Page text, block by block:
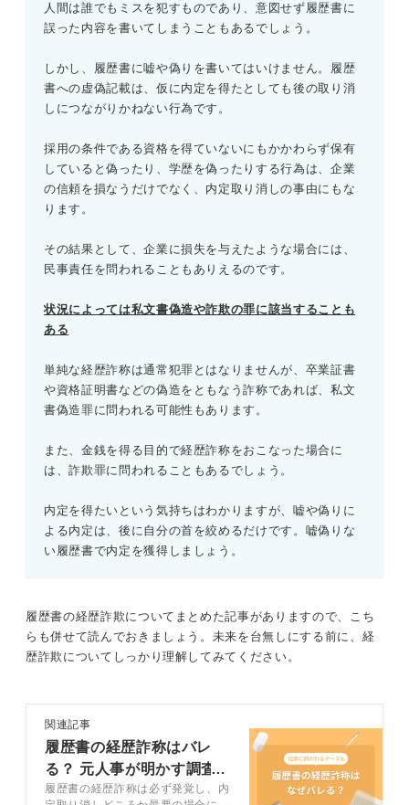
人間は誰でもミスを犯すものであり、意図せず履歴書に
誤った内容を書いてしまうこともあるでしょう。
しかし、履歴書に嘘や偽りを書いてはいけません。履歴
書への虚偽記載は、仮に内定を得たとしても後の取り消
しにつながりかねない行為です。
採用の条件である資格を得ていないにもかかわらず保有
していると偽ったり、学歴を偽ったりする行為は、企業
の信頼を損なうだけでなく、内定取り消しの事由にもな
ります。
その結果として、企業に損失を与えたような場合には、
民事責任を問われることもありえるのです。
状況によっては私文書偽造や詐欺の罪に該当することも
ある
単純な経歴詐称は通常犯罪とはなりませんが、卒業証書
や資格証明書などの偽造をともなう詐称であれば、私文
書偽造罪に問われる可能性もあります。
また、金銭を得る目的で経歴詐称をおこなった場合に
は、詐欺罪に問われることもあるでしょう。
内定を得たいという気持ちはわかりますが、嘘や偽りに
よる内定は、後に自分の首を絞めるだけです。嘘偽りな
い履歴書で内定を獲得しましょう。
履歴書の経歴詐欺についてまとめた記事がありますので、こち
らも併せて読んでおきましょう。未来を台無しにする前に、経
歴詐欺についてしっかり理解してみてください。
関連記事
履歴書の経歴詐称はバレ
る？ 元人事が明かす調査
の仕組みとリスク
履歴書の経歴詐称は必ず発覚し、内